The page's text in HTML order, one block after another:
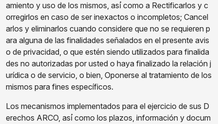
amiento y uso de los mismos, así́ como a Rectificarlos y c
orregirlos en caso de ser inexactos o incompletos; Cancel
arlos y eliminarlos cuando considere que no se requieren p
ara alguna de las finalidades señalados en el presente avis
o de privacidad, o que estén siendo utilizados para finalida
des no autorizadas por usted o haya finalizado la relación j
urídica o de servicio, o bien, Oponerse al tratamiento de los
mismos para fines específicos.
Los mecanismos implementados para el ejercicio de sus D
erechos ARCO, así́ como los plazos, información y docum